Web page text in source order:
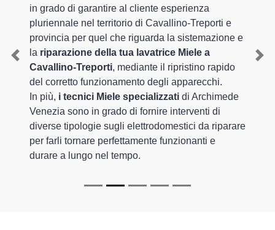
in grado di garantire al cliente esperienza
pluriennale nel territorio di Cavallino-Treporti e
provincia per quel che riguarda la sistemazione e
la riparazione della tua lavatrice Miele a
Cavallino-Treporti, mediante il ripristino rapido
del corretto funzionamento degli apparecchi.
In più, i tecnici Miele specializzati di Archimede
Venezia sono in grado di fornire interventi di
diverse tipologie sugli elettrodomestici da riparare
per farli tornare perfettamente funzionanti e
durare a lungo nel tempo.
Previous